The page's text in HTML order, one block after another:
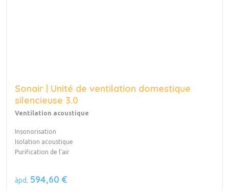
Sonair | Unité de ventilation domestique
silencieuse 3.0
Ventilation acoustique
Insonorisation
Isolation acoustique
Purification de l’air
àpd. 594,60 €